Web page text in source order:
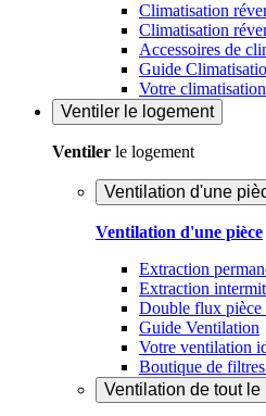
Climatisation
Climatisation
Accessoires de
Guide
Votre
Ventiler le logement
Ventiler le logement
Ventilation d'une
Ventilation d'une pièce
Extraction
Extraction
Double flux pièce
Guide Ventilation
Votre ventilation
Boutique de
Ventilation de tout le